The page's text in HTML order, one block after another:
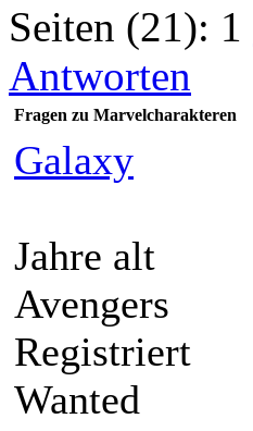
Seiten (21): 1
Antworten
Fragen zu Marvelcharakteren
Galaxy
Jahre alt
Avengers
Registriert
Wanted